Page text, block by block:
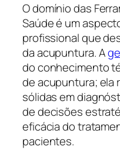
O domínio das
Saúde é um
profissional que
da acupuntura. A
do conhecimento
de acupuntura; ela
sólidas em
de decisões
eficácia do
pacientes.